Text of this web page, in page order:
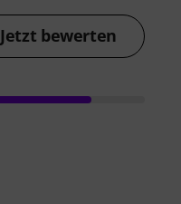
Jetzt bewerten